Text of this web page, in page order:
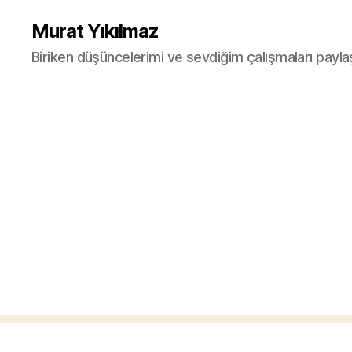
Murat Yıkılmaz
Biriken düşüncelerimi ve sevdiğim çalışmaları